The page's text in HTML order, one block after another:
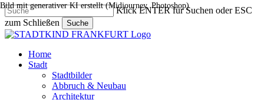
Skip
to
main
content
Klick ENTER für Suchen oder ESC
zum Schließen
Suche
Close
search
Menu
Home
Stadt
Stadtbilder
Abbruch & Neubau
Architektur
Bild mit generativer KI erstellt (Midjourney, Photoshop)